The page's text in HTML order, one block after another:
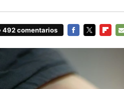
492 comentarios